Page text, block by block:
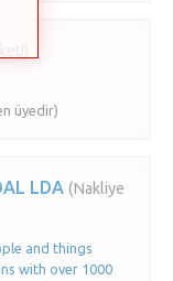
üyedir)
LDA (Nakliye
and things
with over 1000